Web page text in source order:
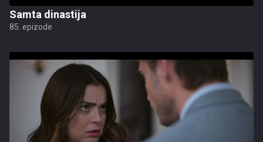
Samta dinastija
85. epizode